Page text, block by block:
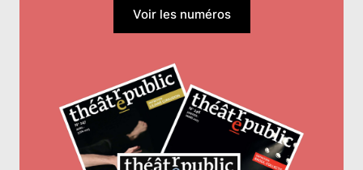
Voir les numéros